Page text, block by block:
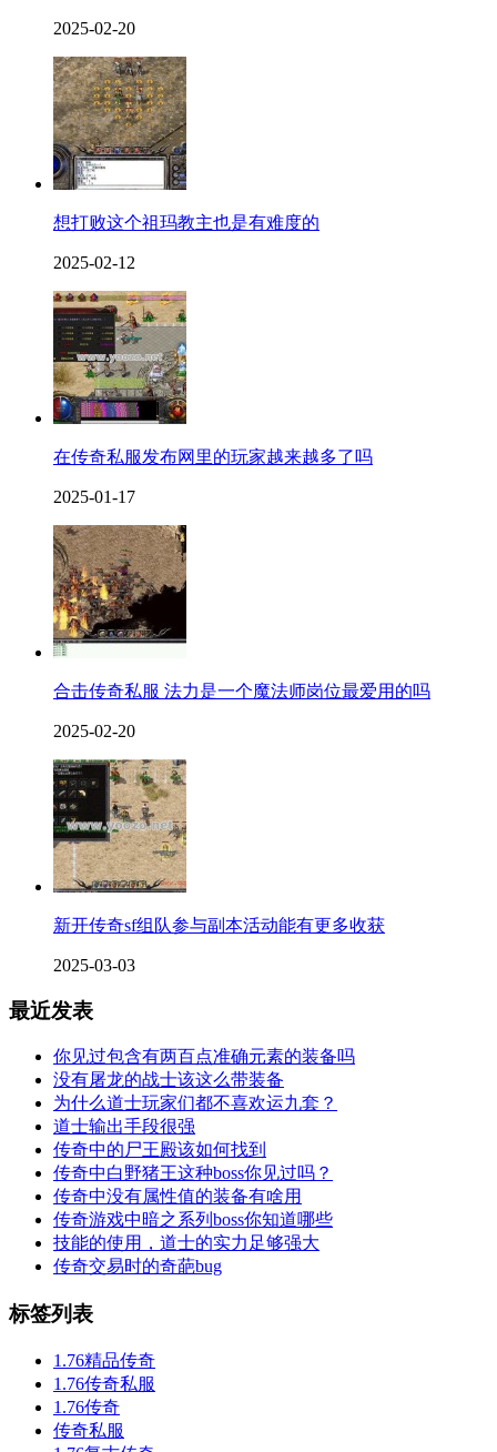
2025-02-20
想打败这个祖玛教主也是有难度的
2025-02-12
在传奇私服发布网里的玩家越来越多了吗
2025-01-17
合击传奇私服 法力是一个魔法师岗位最爱用的吗
2025-02-20
新开传奇sf组队参与副本活动能有更多收获
2025-03-03
最近发表
你见过包含有两百点准确元素的装备吗
没有屠龙的战士该这么带装备
为什么道士玩家们都不喜欢运九套？
道士输出手段很强
传奇中的尸王殿该如何找到
传奇中白野猪王这种boss你见过吗？
传奇中没有属性值的装备有啥用
传奇游戏中暗之系列boss你知道哪些
技能的使用，道士的实力足够强大
传奇交易时的奇葩bug
标签列表
1.76精品传奇
1.76传奇私服
1.76传奇
传奇私服